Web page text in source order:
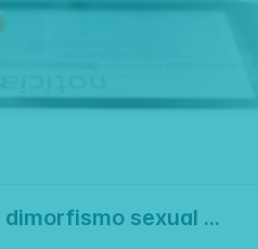
sexual ...